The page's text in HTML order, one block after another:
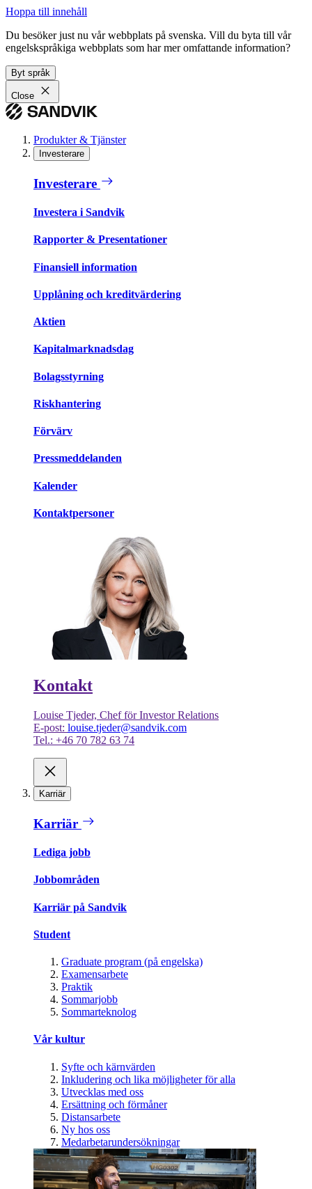
Hoppa till innehåll
Du besöker just nu vår webbplats på svenska. Vill du byta till vår
engelskspråkiga webbplats som har mer omfattande information?
Byt språk
Close
Produkter & Tjänster
Investerare
Investerare
Investera i Sandvik
Rapporter & Presentationer
Finansiell information
Upplåning och kreditvärdering
Aktien
Kapitalmarknadsdag
Bolagsstyrning
Riskhantering
Förvärv
Pressmeddelanden
Kalender
Kontaktpersoner
Kontakt
Louise Tjeder, Chef för Investor Relations
E-post: louise.tjeder@sandvik.com
Tel.: +46 70 782 63 74
Karriär
Karriär
Lediga jobb
Jobbområden
Karriär på Sandvik
Student
Graduate program (på engelska)
Examensarbete
Praktik
Sommarjobb
Sommarteknolog
Vår kultur
Syfte och kärnvärden
Inkludering och lika möjligheter för alla
Utvecklas med oss
Ersättning och förmåner
Distansarbete
Ny hos oss
Medarbetarundersökningar